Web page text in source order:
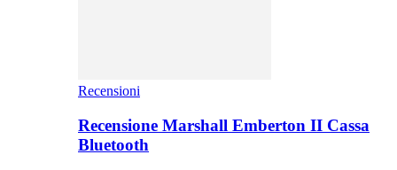
Recensioni
Recensione Marshall Emberton II Cassa
Bluetooth